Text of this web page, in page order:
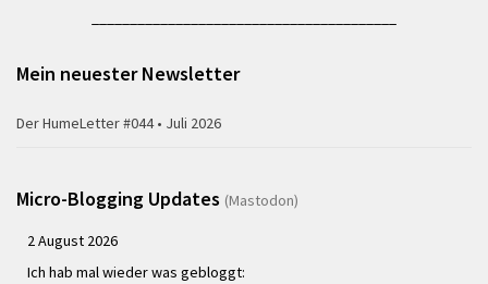
Mein neuester Newsletter
Der HumeLetter #044 • Juli 2026
Micro-Blogging Updates (Mastodon)
2 August 2026
Ich hab mal wieder was gebloggt: